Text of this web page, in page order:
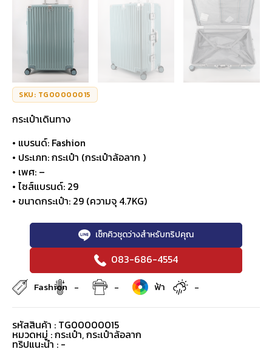
SKU: TG00000015
กระเป๋าเดินทาง
• แบรนด์: Fashion
• ประเภท: กระเป๋า (กระเป๋าล้อลาก )
• เพศ: –
• ไซส์แบรนด์: 29
• ขนาดกระเป๋า: 29 (ความจุ 4.7KG)
เช็กคิวชุดว่างสำหรับทริปคุณ
083-686-4554
Fashion - - ฟ้า -
รหัสสินค้า : TG00000015
หมวดหมู่ :กระเป๋า,กระเป๋าล้อลาก
ทริปแนะนำ : -